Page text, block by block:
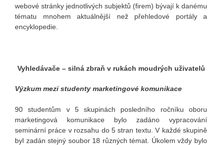
webové stránky jednotlivých subjektů (firem) bývají k danému
tématu mnohem aktuálnější než přehledové portály a
encyklopedie.
Vyhledávače – silná zbraň v rukách moudrých uživatelů
Výzkum mezi studenty marketingové komunikace
90 studentům v 5 skupinách posledního ročníku oboru
marketingová komunikace bylo zadáno vypracování
seminární práce v rozsahu do 5 stran textu. V každé skupině
byl zadán stejný soubor 18 různých témat. Úkolem vždy bylo